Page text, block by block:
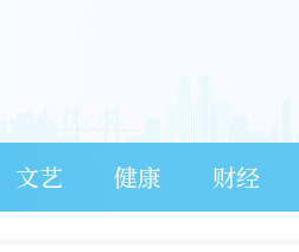
文艺 健康 财经